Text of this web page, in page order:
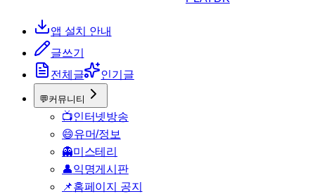
앱 설치 안내
글쓰기
전체글
인기글
💬커뮤니티
📺인터넷방송
😄유머/정보
👻미스테리
👤익명게시판
📌홈페이지 공지